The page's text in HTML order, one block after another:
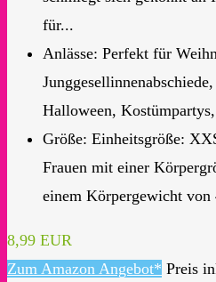
für...
Anlässe: Perfekt für
Halloween,
Größe: Einheitsgröße:
Frauen mit einer
einem Körpergewicht
8,99 EUR
Zum Amazon Angebot* Preis